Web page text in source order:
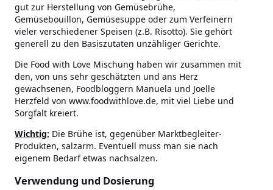
gut zur Herstellung von Gemüsebrühe,
Gemüsebouillon, Gemüsesuppe oder zum Verfeinern
vieler verschiedener Speisen (z.B. Risotto). Sie gehört
generell zu den Basiszutaten unzähliger Gerichte.
Die Food with Love Mischung haben wir zusammen mit
den, von uns sehr geschätzten und ans Herz
gewachsenen, Foodbloggern Manuela und Joelle
Herzfeld von www.foodwithlove.de, mit viel Liebe und
Sorgfalt kreiert.
Wichtig: Die Brühe ist, gegenüber Marktbegleiter-
Produkten, salzarm. Eventuell muss man sie nach
eigenem Bedarf etwas nachsalzen.
Verwendung und Dosierung